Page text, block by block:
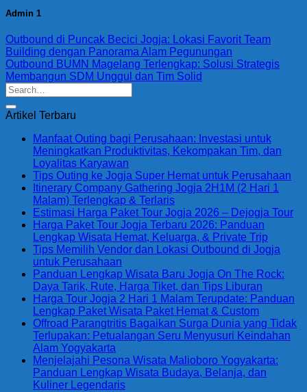
Admin 1
Outbound di Puncak Becici Jogja: Lokasi Favorit Team
Building dengan Panorama Alam Pegunungan
Outbound BUMN Magelang Terlengkap: Solusi Strategis
Membangun SDM Unggul dan Tim Solid
Artikel Terbaru
Manfaat Outing bagi Perusahaan: Investasi untuk
Meningkatkan Produktivitas, Kekompakan Tim, dan
Loyalitas Karyawan
Tips Outing ke Jogja Super Hemat untuk Perusahaan
Itinerary Company Gathering Jogja 2H1M (2 Hari 1
Malam) Terlengkap & Terlaris
Estimasi Harga Paket Tour Jogja 2026 – Dejogja Tour
Harga Paket Tour Jogja Terbaru 2026: Panduan
Lengkap Wisata Hemat, Keluarga, & Private Trip
Tips Memilih Vendor dan Lokasi Outbound di Jogja
untuk Perusahaan
Panduan Lengkap Wisata Baru Jogja On The Rock:
Daya Tarik, Rute, Harga Tiket, dan Tips Liburan
Harga Tour Jogja 2 Hari 1 Malam Terupdate: Panduan
Lengkap Paket Wisata Paket Hemat & Custom
Offroad Parangtritis Bagaikan Surga Dunia yang Tidak
Terlupakan: Petualangan Seru Menyusuri Keindahan
Alam Yogyakarta
Menjelajahi Pesona Wisata Malioboro Yogyakarta:
Panduan Lengkap Wisata Budaya, Belanja, dan
Kuliner Legendaris